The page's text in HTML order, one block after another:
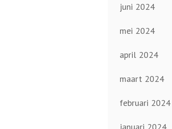
juni 2024
mei 2024
april 2024
maart 2024
februari 2024
januari 2024